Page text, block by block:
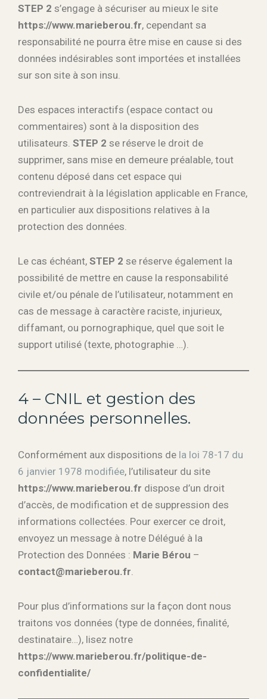
STEP 2 s’engage à sécuriser au mieux le site
https://www.marieberou.fr, cependant sa
responsabilité ne pourra être mise en cause si des
données indésirables sont importées et installées
sur son site à son insu.
Des espaces interactifs (espace contact ou
commentaires) sont à la disposition des
utilisateurs. STEP 2 se réserve le droit de
supprimer, sans mise en demeure préalable, tout
contenu déposé dans cet espace qui
contreviendrait à la législation applicable en France,
en particulier aux dispositions relatives à la
protection des données.
Le cas échéant, STEP 2 se réserve également la
possibilité de mettre en cause la responsabilité
civile et/ou pénale de l’utilisateur, notamment en
cas de message à caractère raciste, injurieux,
diffamant, ou pornographique, quel que soit le
support utilisé (texte, photographie …).
4 – CNIL et gestion des
données personnelles.
Conformément aux dispositions de la loi 78-17 du
6 janvier 1978 modifiée, l’utilisateur du site
https://www.marieberou.fr dispose d’un droit
d’accès, de modification et de suppression des
informations collectées. Pour exercer ce droit,
envoyez un message à notre Délégué à la
Protection des Données : Marie Bérou –
contact@marieberou.fr
Pour plus d’informations sur la façon dont nous
traitons vos données (type de données, finalité,
destinataire…), lisez notre
https://www.marieberou.fr/politique-de-
confidentialite/